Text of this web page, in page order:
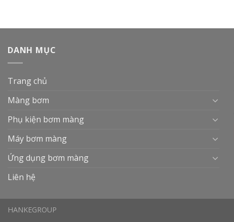
DANH MỤC
Trang chủ
Màng bơm
Phụ kiện bơm màng
Máy bơm màng
Ứng dụng bơm màng
Liên hệ
HANKEGROUP